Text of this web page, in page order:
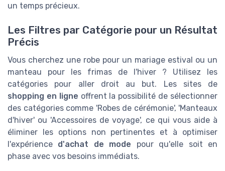
un temps précieux.
Les Filtres par Catégorie pour un Résultat
Précis
Vous cherchez une robe pour un mariage estival ou un
manteau pour les frimas de l'hiver ? Utilisez les
catégories pour aller droit au but. Les sites de
shopping en ligne offrent la possibilité de sélectionner
des catégories comme 'Robes de cérémonie', 'Manteaux
d'hiver' ou 'Accessoires de voyage', ce qui vous aide à
éliminer les options non pertinentes et à optimiser
l'expérience d'achat de mode pour qu'elle soit en
phase avec vos besoins immédiats.